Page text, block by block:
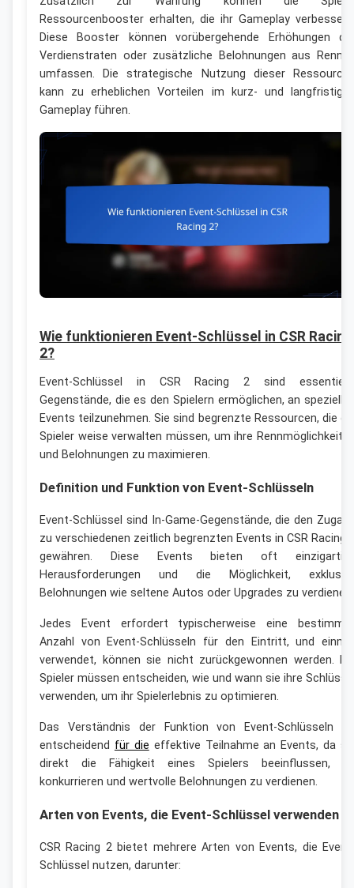
Ressourcenbooster erhalten, die ihr Gameplay
Diese Booster können vorübergehende Erhöhungen
Verdienstraten oder zusätzliche Belohnungen aus
umfassen. Die strategische Nutzung dieser
kann zu erheblichen Vorteilen im kurz- und
Gameplay führen.
Wie funktionieren Event-Schlüssel in CSR Racing
2?
Event-Schlüssel in CSR Racing 2 sind
Gegenstände, die es den Spielern ermöglichen, an
Events teilzunehmen. Sie sind begrenzte Ressourcen, die
Spieler weise verwalten müssen, um ihre
und Belohnungen zu maximieren.
Definition und Funktion von Event-Schlüsseln
Event-Schlüssel sind In-Game-Gegenstände, die den
zu verschiedenen zeitlich begrenzten Events in CSR Racing
gewähren. Diese Events bieten oft
Herausforderungen und die Möglichkeit,
Belohnungen wie seltene Autos oder Upgrades zu verdienen.
Jedes Event erfordert typischerweise eine
Anzahl von Event-Schlüsseln für den Eintritt, und
verwendet, können sie nicht zurückgewonnen werden.
Spieler müssen entscheiden, wie und wann sie ihre
verwenden, um ihr Spielerlebnis zu optimieren.
Das Verständnis der Funktion von Event-Schlüsseln
entscheidend für die effektive Teilnahme an Events, da
direkt die Fähigkeit eines Spielers beeinflussen,
konkurrieren und wertvolle Belohnungen zu verdienen.
Arten von Events, die Event-Schlüssel verwenden
CSR Racing 2 bietet mehrere Arten von Events, die
Schlüssel nutzen, darunter: